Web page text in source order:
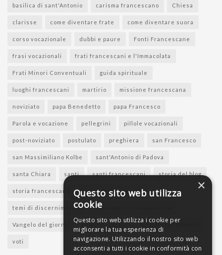
basilica di sant'Antonio carisma francescano Chiesa
clarisse come diventare frate come diventare suora
corso vocazionale dubbi e paure Fonti Francescane
frasi vocazionali frati francescani e l'Immacolata
Frati Minori Conventuali guida spirituale
luoghi francescani martirio missione francescana
noviziato papa Benedetto papa Francesco
Parola e vocazione pellegrini pillole vocazionali
post-noviziato postulato preghiera san Francesco
san Massimiliano Kolbe sant'Antonio di Padova
santa Chiara santi santi francescani storia del blog
storia francescana suore francescane
temi di discernimento testimonianza vocazionale
Vangelo del giorno vita consacrata vita di sant'Antonio
voti
×
Questo sito web utilizza
cookie
Questo sito web utilizza i cookie per
migliorare la tua esperienza di
navigazione. Utilizzando il nostro sito web
acconsenti a tutti i cookie in conformità con